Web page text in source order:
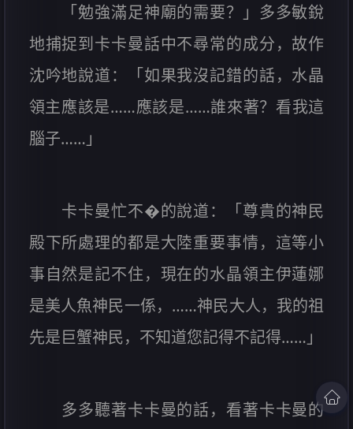
「勉強滿足神廟的需要？」多多敏銳
地捕捉到卡卡曼話中不尋常的成分，故作
沈吟地說道：「如果我沒記錯的話，水晶
領主應該是……應該是……誰來著？看我這
腦子……」
卡卡曼忙不�的說道：「尊貴的神民
殿下所處理的都是大陸重要事情，這等小
事自然是記不住，現在的水晶領主伊蓮娜
是美人魚神民一係，……神民大人，我的祖
先是巨蟹神民，不知道您記得不記得……」
多多聽著卡卡曼的話，看著卡卡曼的